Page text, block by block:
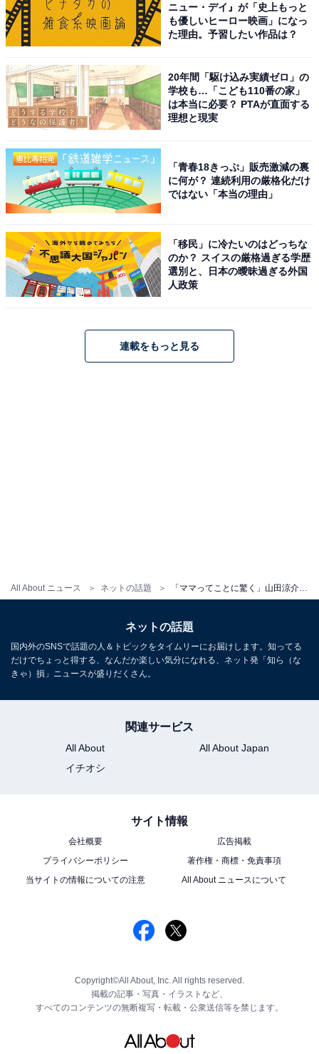
All About ニュース ネットの話題 「ママってことに驚く」山田涼介の新曲MV相手役“36歳美女モデル”が話題に！ 「映画待ってます」
ニュー・デイ』が「史上もっと
も優しいヒーロー映画」になっ
た理由。予習したい作品は？
20年間「駆け込み実績ゼロ」の
学校も…「こども110番の家」
は本当に必要？ PTAが直面する
理想と現実
「青春18きっぷ」販売激減の裏
に何が？ 連続利用の厳格化だけ
ではない「本当の理由」
「移民」に冷たいのはどっちな
のか？ スイスの厳格過ぎる学歴
選別と、日本の曖昧過ぎる外国
人政策
連載をもっと見る
ネットの話題
国内外のSNSで話題の人＆トピックをタイムリーにお届けします。知ってる
だけでちょっと得する、なんだか楽しい気分になれる、ネット発「知ら（な
きゃ）損」ニュースが盛りだくさん。
関連サービス
All About
All About Japan
イチオシ
サイト情報
会社概要
広告掲載
プライバシーポリシー
著作権・商標・免責事項
当サイトの情報についての注意
All About ニュースについて
Copyright©All About, Inc. All rights reserved.
掲載の記事・写真・イラストなど、
すべてのコンテンツの無断複写・転載・公衆送信等を禁じます。